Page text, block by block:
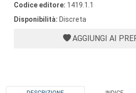
Codice editore: 1419.1.1
Disponibilità: Discreta
AGGIUNGI AI